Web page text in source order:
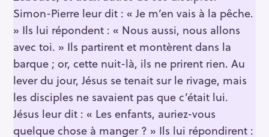
Simon-Pierre leur dit : « Je m’en vais à la pêche.
» Ils lui répondent : « Nous aussi, nous allons
avec toi. » Ils partirent et montèrent dans la
barque ; or, cette nuit-là, ils ne prirent rien. Au
lever du jour, Jésus se tenait sur le rivage, mais
les disciples ne savaient pas que c’était lui.
Jésus leur dit : « Les enfants, auriez-vous
quelque chose à manger ? » Ils lui répondirent :